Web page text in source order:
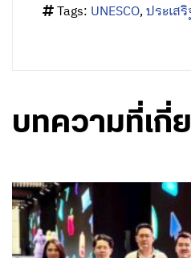
Tags: UNESCO,ประเส
บทความที่เกี่